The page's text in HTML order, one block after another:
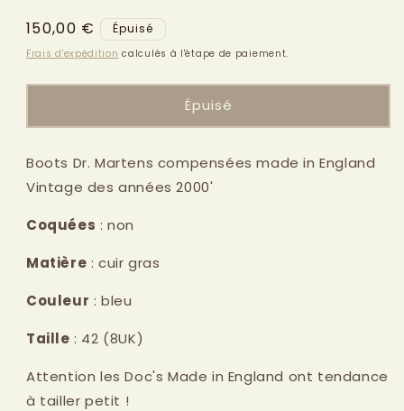
Prix
habituel
150,00 € Épuisé
Frais d'expédition calculés à l'étape de paiement.
Épuisé
Boots Dr. Martens compensées made in England
Vintage des années 2000'
Coquées : non
Matière : cuir gras
Couleur : bleu
Taille : 42 (8UK)
Attention les Doc's Made in England ont tendance
à tailler petit !